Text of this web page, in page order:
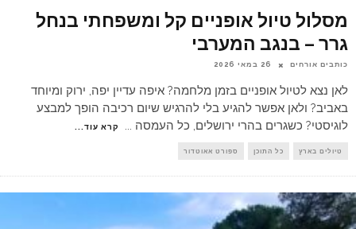
מסלול טיול אופניים קל ומשפחתי בנחל
גרר – בנגב המערבי
כותבים אורחים 26 במאי 2026
לאן נצא לטיול אופניים בזמן מלחמה? איפה עדיין יפה, ירוק ומיוחד
באביב? ולאן אפשר להגיע בלי להרגיש שיום רכיבה הופך למבצע
לוגיסטי? כשגרים בהרי ירושלים, כל העמסה ... קרא עוד...
טיולים בארץ כל התוכן ספורט אאוטדור